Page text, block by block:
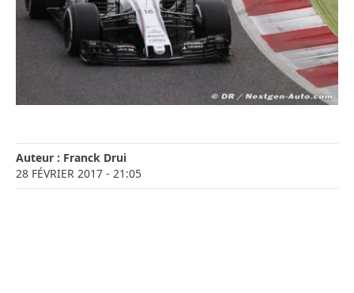
Auteur : Franck Drui
28 FÉVRIER 2017 - 21:05